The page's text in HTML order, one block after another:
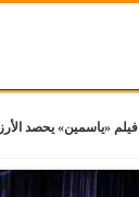
فيلم «ياسمين» يحصد